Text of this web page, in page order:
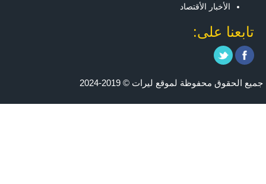
الأخبار الأقتصاد
تابعنا على:
جميع الحقوق محفوظة لموقع ليرات © 2019-2024